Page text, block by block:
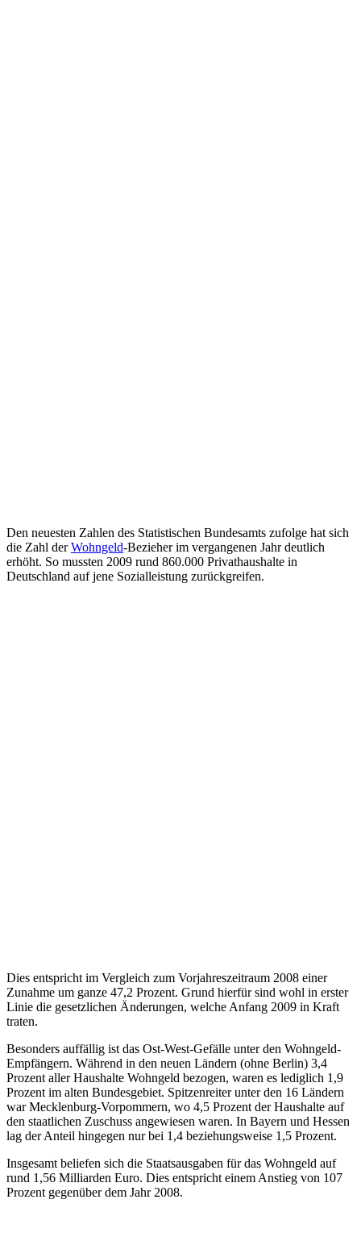
Den neuesten Zahlen des Statistischen Bundesamts zufolge hat sich
die Zahl derWohngeld-Bezieher im vergangenen Jahr deutlich
erhöht. So mussten 2009 rund 860.000 Privathaushalte in
Deutschland auf jene Sozialleistung zurückgreifen.
Dies entspricht im Vergleich zum Vorjahreszeitraum 2008 einer
Zunahme um ganze 47,2 Prozent. Grund hierfür sind wohl in erster
Linie die gesetzlichen Änderungen, welche Anfang 2009 in Kraft
traten.
Besonders auffällig ist das Ost-West-Gefälle unter den Wohngeld-
Empfängern. Während in den neuen Ländern (ohne Berlin) 3,4
Prozent aller Haushalte Wohngeld bezogen, waren es lediglich 1,9
Prozent im alten Bundesgebiet. Spitzenreiter unter den 16 Ländern
war Mecklenburg-Vorpommern, wo 4,5 Prozent der Haushalte auf
den staatlichen Zuschuss angewiesen waren. In Bayern und Hessen
lag der Anteil hingegen nur bei 1,4 beziehungsweise 1,5 Prozent.
Insgesamt beliefen sich die Staatsausgaben für das Wohngeld auf
rund 1,56 Milliarden Euro. Dies entspricht einem Anstieg von 107
Prozent gegenüber dem Jahr 2008.